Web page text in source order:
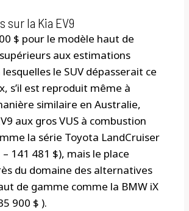
sur la Kia EV9
$ pour le modèle haut de
aux estimations
le SUV dépasserait ce
s’il est reproduit même à
similaire en Australie,
aux gros VUS à combustion
la série Toyota LandCruiser
141 481 $), mais le place
du domaine des alternatives
de gamme comme la BMW iX
900 $ ).